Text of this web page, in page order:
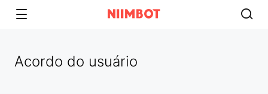
Acordo do usuário​